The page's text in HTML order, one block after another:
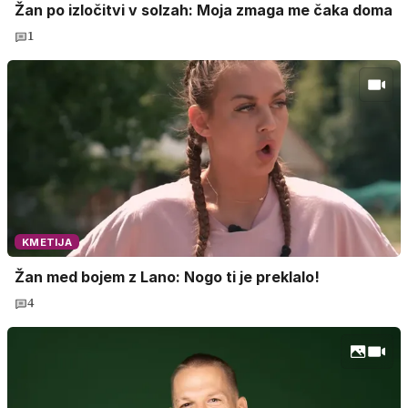
Žan po izločitvi v solzah: Moja zmaga me čaka doma
1
KMETIJA
Žan med bojem z Lano: Nogo ti je preklalo!
4